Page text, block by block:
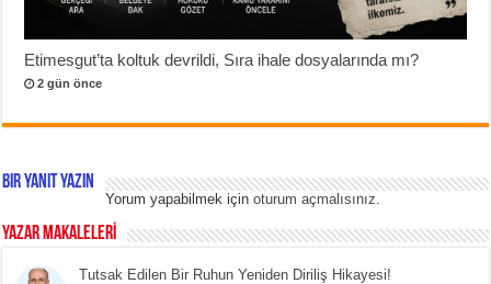
Etimesgut’ta koltuk devrildi, Sıra ihale dosyalarında mı?
2 gün önce
Bir yanıt yazın
Yorum yapabilmek içinoturum açmalısınız
YAZAR MAKALELERİ
Tutsak Edilen Bir Ruhun Yeniden Diriliş Hikayesi!